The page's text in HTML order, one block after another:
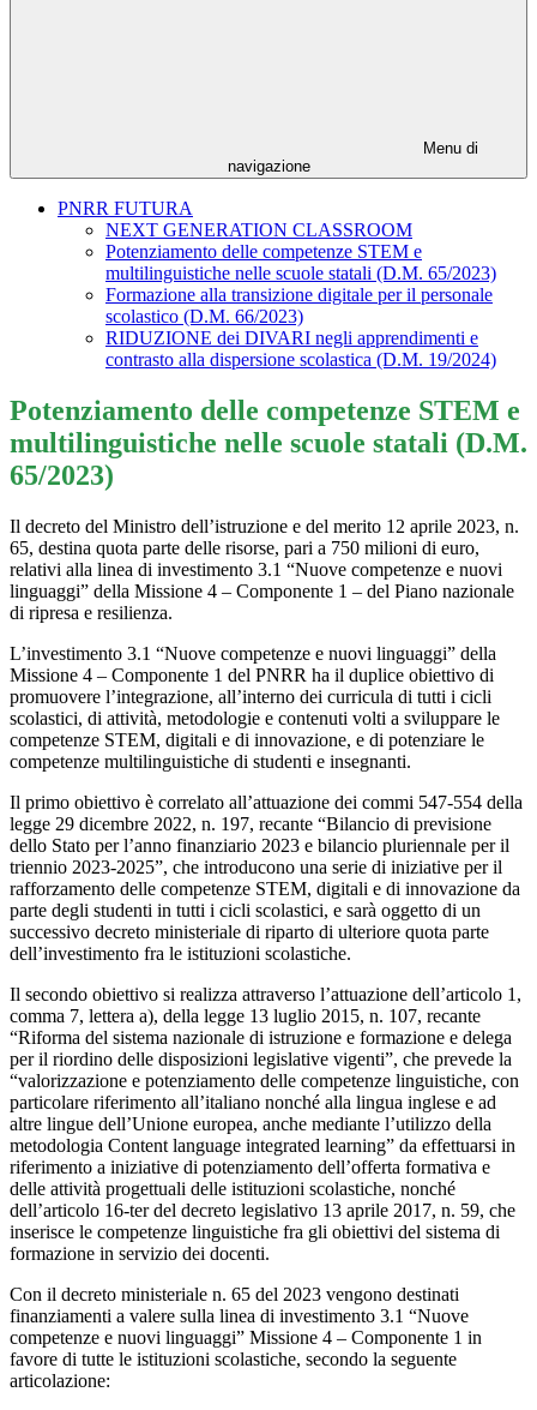
Menu di
navigazione
PNRR FUTURA
NEXT GENERATION CLASSROOM
Potenziamento delle competenze STEM e
multilinguistiche nelle scuole statali (D.M. 65/2023)
Formazione alla transizione digitale per il personale
scolastico (D.M. 66/2023)
RIDUZIONE dei DIVARI negli apprendimenti e
contrasto alla dispersione scolastica (D.M. 19/2024)
Potenziamento delle competenze STEM e
multilinguistiche nelle scuole statali (D.M.
65/2023)
Il decreto del Ministro dell’istruzione e del merito 12 aprile 2023, n.
65, destina quota parte delle risorse, pari a 750 milioni di euro,
relativi alla linea di investimento 3.1 “Nuove competenze e nuovi
linguaggi” della Missione 4 – Componente 1 – del Piano nazionale
di ripresa e resilienza.
L’investimento 3.1 “Nuove competenze e nuovi linguaggi” della
Missione 4 – Componente 1 del PNRR ha il duplice obiettivo di
promuovere l’integrazione, all’interno dei curricula di tutti i cicli
scolastici, di attività, metodologie e contenuti volti a sviluppare le
competenze STEM, digitali e di innovazione, e di potenziare le
competenze multilinguistiche di studenti e insegnanti.
Il primo obiettivo è correlato all’attuazione dei commi 547-554 della
legge 29 dicembre 2022, n. 197, recante “Bilancio di previsione
dello Stato per l’anno finanziario 2023 e bilancio pluriennale per il
triennio 2023-2025”, che introducono una serie di iniziative per il
rafforzamento delle competenze STEM, digitali e di innovazione da
parte degli studenti in tutti i cicli scolastici, e sarà oggetto di un
successivo decreto ministeriale di riparto di ulteriore quota parte
dell’investimento fra le istituzioni scolastiche.
Il secondo obiettivo si realizza attraverso l’attuazione dell’articolo 1,
comma 7, lettera a), della legge 13 luglio 2015, n. 107, recante
“Riforma del sistema nazionale di istruzione e formazione e delega
per il riordino delle disposizioni legislative vigenti”, che prevede la
“valorizzazione e potenziamento delle competenze linguistiche, con
particolare riferimento all’italiano nonché alla lingua inglese e ad
altre lingue dell’Unione europea, anche mediante l’utilizzo della
metodologia Content language integrated learning” da effettuarsi in
riferimento a iniziative di potenziamento dell’offerta formativa e
delle attività progettuali delle istituzioni scolastiche, nonché
dell’articolo 16-ter del decreto legislativo 13 aprile 2017, n. 59, che
inserisce le competenze linguistiche fra gli obiettivi del sistema di
formazione in servizio dei docenti.
Con il decreto ministeriale n. 65 del 2023 vengono destinati
finanziamenti a valere sulla linea di investimento 3.1 “Nuove
competenze e nuovi linguaggi” Missione 4 – Componente 1 in
favore di tutte le istituzioni scolastiche, secondo la seguente
articolazione: